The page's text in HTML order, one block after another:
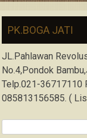
PK.BOGA JATI
JL.Pahlawan
No.4,Pondok
Telp.021-36717110
085813156585. (